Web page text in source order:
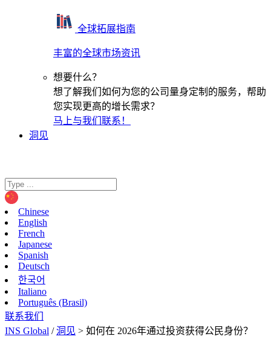
全球拓展指南
丰富的全球市场资讯
想要什么？
想了解我们如何为您的公司量身定制的服务，帮助
您实现更高的增长需求？
马上与我们联系！
洞见
Chinese
English
French
Japanese
Spanish
Deutsch
한국어
Italiano
Português (Brasil)
联系我们
INS Global /洞见 > 如何在 2026年通过投资获得公民身份？